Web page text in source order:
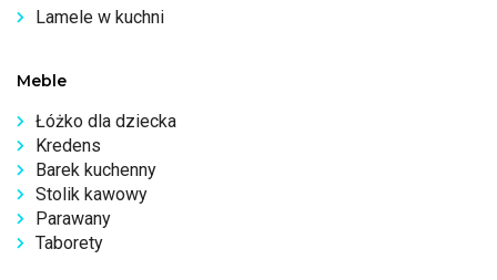
Lamele w kuchni
Meble
Łóżko dla dziecka
Kredens
Barek kuchenny
Stolik kawowy
Parawany
Taborety